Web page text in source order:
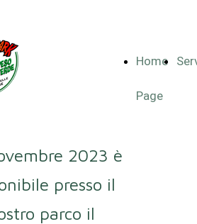
Home
Page
2023 è
presso il
parco il